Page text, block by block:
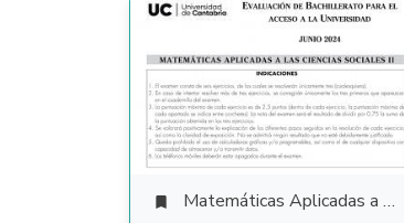
 Matemáticas Aplicadas a las Ciencias Sociales